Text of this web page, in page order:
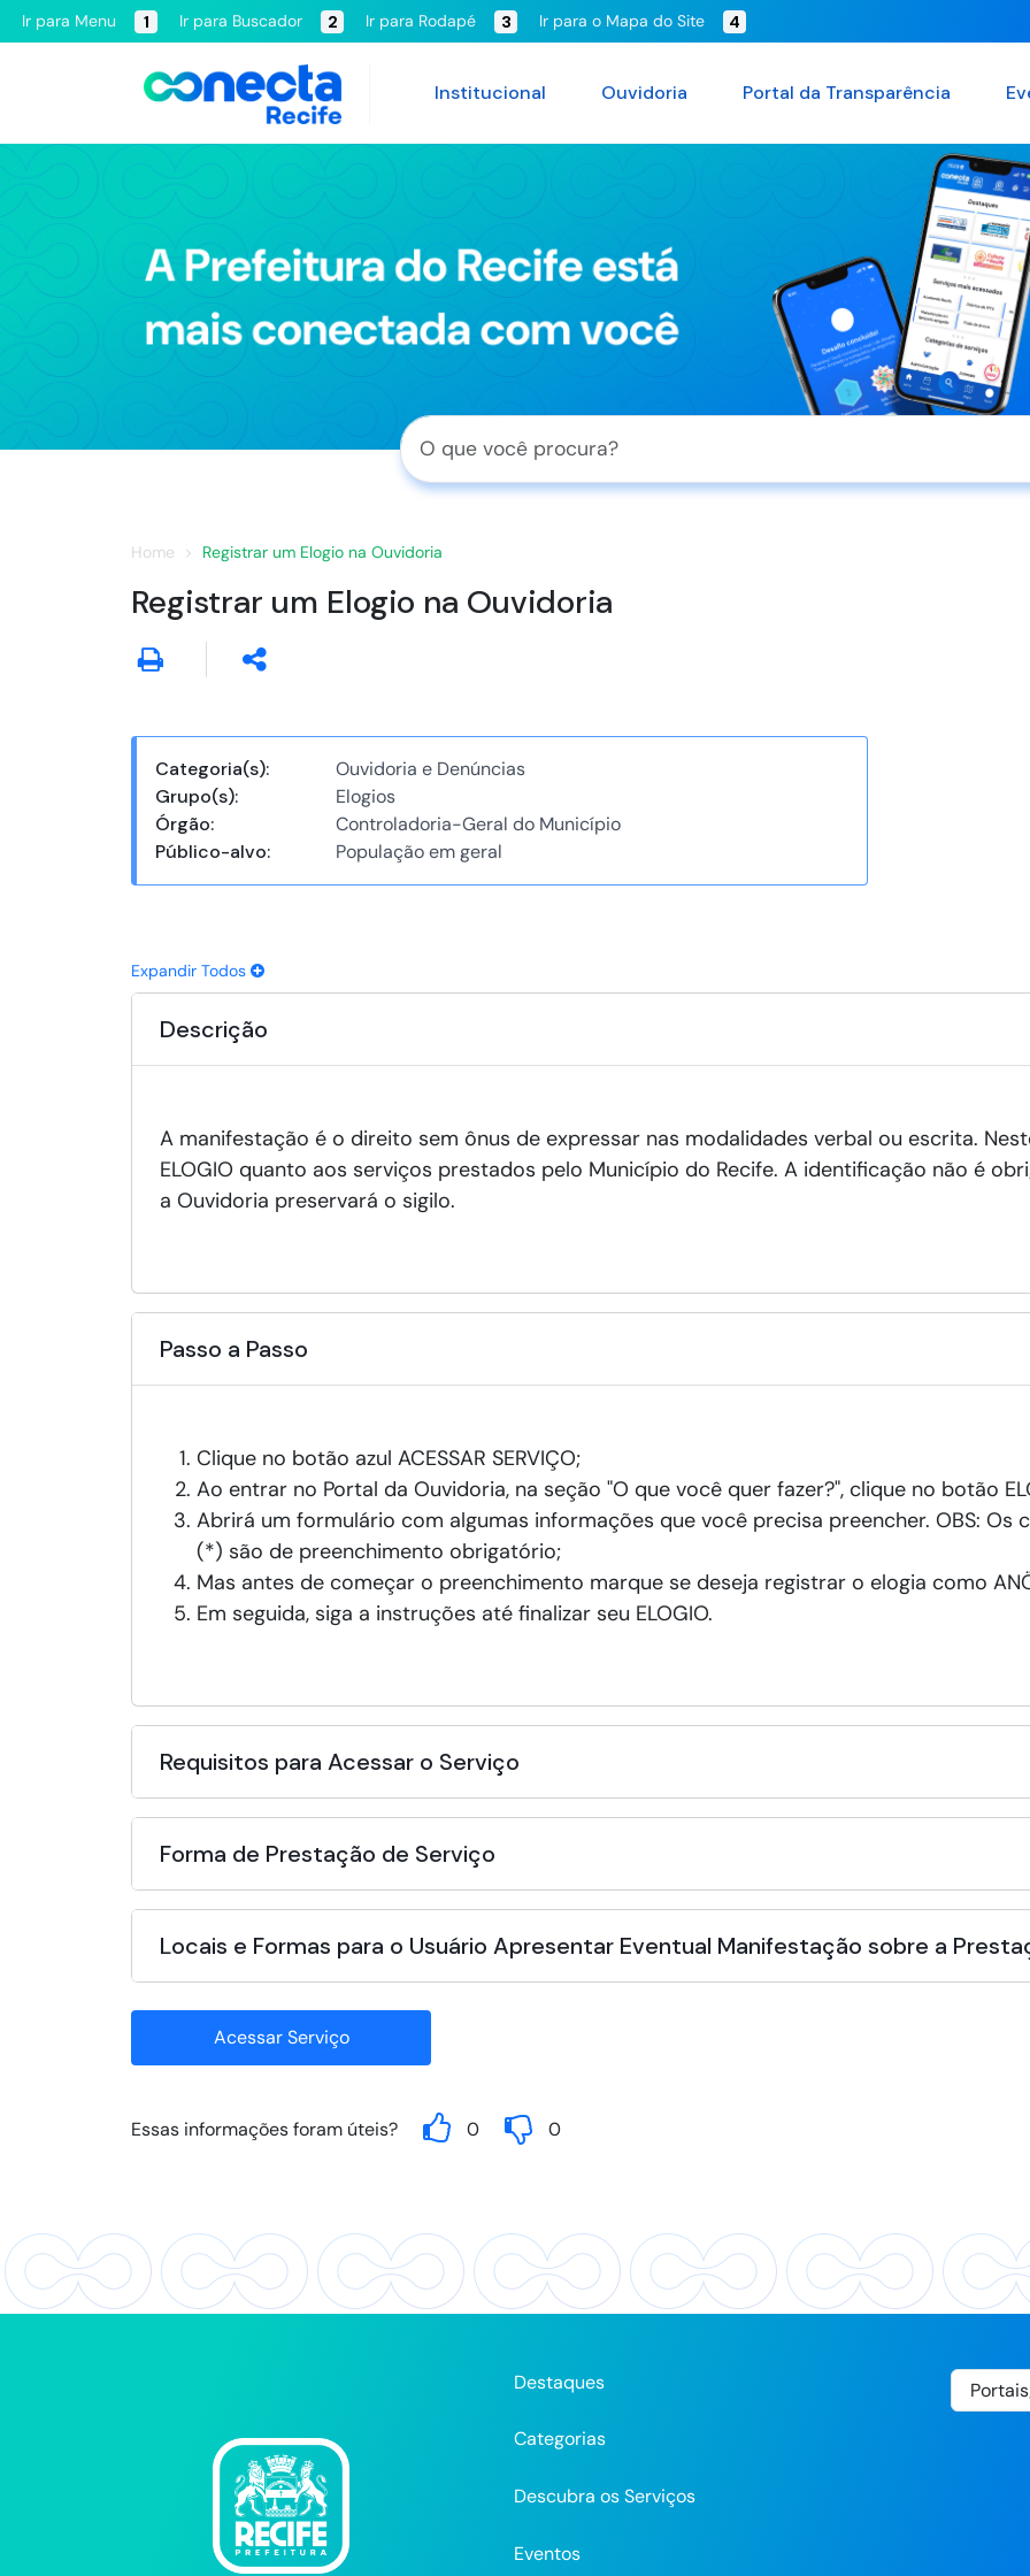
Ir para Menu 1 Ir para Buscador 2 Ir para Rodapé 3 Ir para o Mapa do Site 4
Institucional Ouvidoria Portal da Transparência
Home Registrar um Elogio na Ouvidoria
Registrar um Elogio na Ouvidoria
Categoria(s):
Ouvidoria e Denúncias
Grupo(s):
Elogios
Órgão:
Controladoria-Geral do Município
Público-alvo:
População em geral
Expandir Todos
Descrição
A manifestação é o direito sem ônus de expressar nas modalidades verbal ou escrita.
ELOGIO quanto aos serviços prestados pelo Município do Recife. A identificação não é
a Ouvidoria preservará o sigilo.
Passo a Passo
Clique no botão azul ACESSAR SERVIÇO;
Ao entrar no Portal da Ouvidoria, na seção "O que você quer fazer?", clique no botão
Abrirá um formulário com algumas informações que você precisa preencher. OBS: Os
(*) são de preenchimento obrigatório;
Mas antes de começar o preenchimento marque se deseja registrar o elogia como
Em seguida, siga a instruções até finalizar seu ELOGIO.
Requisitos para Acessar o Serviço
Forma de Prestação de Serviço
Locais e Formas para o Usuário Apresentar Eventual Manifestação sobre a
Acessar Serviço
Essas informações foram úteis? 0 0
Destaques
Categorias
Descubra os Serviços
Eventos